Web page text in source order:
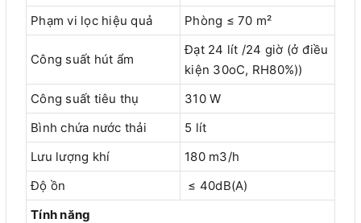
Phạm vi lọc hiệu quả
Phòng ≤ 70 m²
Công suất hút ẩm
Đạt 24 lít /24 giờ (ở điều
kiện 30oC, RH80%))
Công suất tiêu thụ
310 W
Bình chứa nước thải
5 lít
Lưu lượng khí
180 m3/h
Độ ồn
≤ 40dB(A)
Tính năng